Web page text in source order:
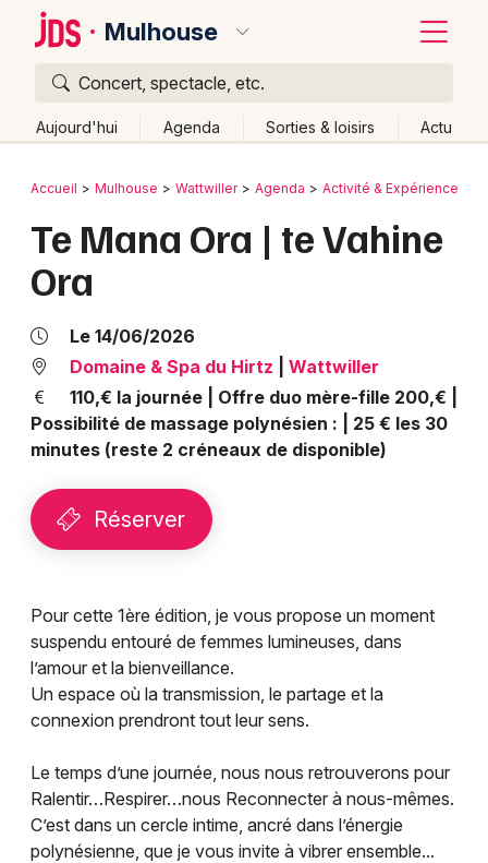
Mulhouse
Concert, spectacle, etc.
Aujourd'hui Agenda Sorties & loisirs Actu
Publier un événement
Grands événements
Activité & Expérience
Manifestations
Spectacles
Sports
Soirées
Expos
Sorties & loisirs
Bordeaux
Colmar
Lyon
Marseille
Mulhouse
Montpellier
Nantes
Strasbourg
Toulouse
Toutes les villes
Retour
Accueil Mulhouse Wattwiller Agenda Activité & Expérience
Te Mana Ora | te Vahine
Ora
Le 14/06/2026
Domaine & Spa du Hirtz
Wattwiller
110,€ la journée | Offre duo mère-fille 200,€ |
Possibilité de massage polynésien : | 25 € les 30
minutes (reste 2 créneaux de disponible)
Réserver
Pour cette 1ère édition, je vous propose un moment
suspendu entouré de femmes lumineuses, dans
l’amour et la bienveillance.
Un espace où la transmission, le partage et la
connexion prendront tout leur sens.
Le temps d’une journée, nous nous retrouverons pour
Ralentir…Respirer…nous Reconnecter à nous-mêmes.
C’est dans un cercle intime, ancré dans l’énergie
polynésienne, que je vous invite à vibrer ensemble...
Quoi ?
Où ?
Partout
Près de moi Changer de lieu
Quand ?
Aujourd'hui
Demain